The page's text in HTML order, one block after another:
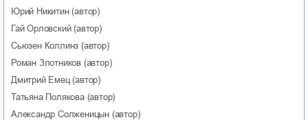
Юрий Никитин(автор)
Гай Орловский(автор)
Сьюзен Коллинз (автор)
Роман Злотников (автор)
Дмитрий Емец(автор)
Татьяна Полякова(автор)
Александр Солженицын (автор)